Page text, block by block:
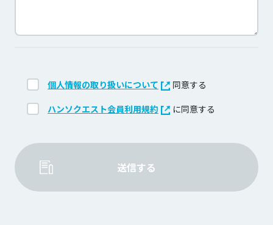
個人情報の取り扱いについて 同意する
ハンソクエスト会員利用規約 に同意する
送信する